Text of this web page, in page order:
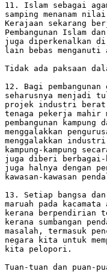
11. Islam sebagai
samping menanam
Kerajaan sekarang
Pembangunan Islam
juga diperkenalkan di
lain bebas menganuti
Tidak ada paksaan
12. Bagi
seharusnya menjadi
projek industri berat
tenaga pekerja mahir
pembangunan
menggalakkan
menggalakkan
kampung-kampung
juga diberi berbagai-
juga halnya dengan
kawasan-kawasan
13. Setiap bangsa
maruah pada
kerana berpendirian
kerana sumbangan
masalah, termasuk
negara kita untuk
kita pelopori.
Tuan-tuan dan puan-